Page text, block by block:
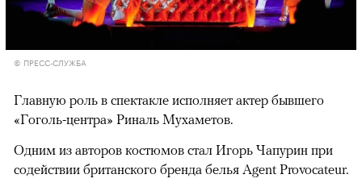
© ПРЕСС-СЛУЖБА
Главную роль в спектакле исполняет актер бывшего
«Гоголь-центра» Риналь Мухаметов.
Одним из авторов костюмов стал Игорь Чапурин при
содействии британского бренда белья Agent Provocateur.